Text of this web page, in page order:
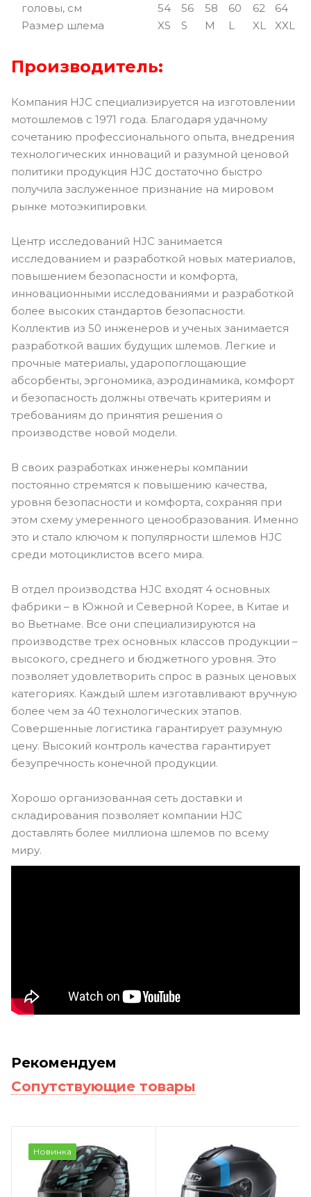
головы, см 54 56 58 60 62
64
Размер шлема
XS S M L XL XXL
Производитель:
Компания HJC специализируется на изготовлении
мотошлемов с 1971 года. Благодаря удачному
сочетанию профессионального опыта, внедрения
технологических инноваций и разумной ценовой
политики продукция HJC достаточно быстро
получила заслуженное признание на мировом
рынке мотоэкипировки.
Центр исследований HJC занимается
исследованием и разработкой новых материалов,
повышением безопасности и комфорта,
инновационными исследованиями и разработкой
более высоких стандартов безопасности.
Коллектив из 50 инженеров и ученых занимается
разработкой ваших будущих шлемов. Легкие и
прочные материалы, ударопоглощающие
абсорбенты, эргономика, аэродинамика, комфорт
и безопасность должны отвечать критериям и
требованиям до принятия решения о
производстве новой модели.
В своих разработках инженеры компании
постоянно стремятся к повышению качества,
уровня безопасности и комфорта, сохраняя при
этом схему умеренного ценообразования. Именно
это и стало ключом к популярности шлемов HJC
среди мотоциклистов всего мира.
В отдел производства HJC входят 4 основных
фабрики – в Южной и Северной Корее, в Китае и
во Вьетнаме. Все они специализируются на
производстве трех основных классов продукции –
высокого, среднего и бюджетного уровня. Это
позволяет удовлетворить спрос в разных ценовых
категориях. Каждый шлем изготавливают вручную
более чем за 40 технологических этапов.
Совершенные логистика гарантирует разумную
цену. Высокий контроль качества гарантирует
безупречность конечной продукции.
Хорошо организованная сеть доставки и
складирования позволяет компании HJC
доставлять более миллиона шлемов по всему
миру.
Рекомендуем
Сопутствующие товары
Новинка